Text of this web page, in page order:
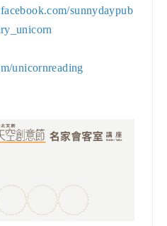
sunnydaypub
unicornreading